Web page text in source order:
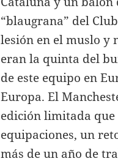
“blaugrana” del
lesión en el muslo y
eran la quinta del
de este equipo en
Europa. El
edición limitada
equipaciones, un
más de un año de